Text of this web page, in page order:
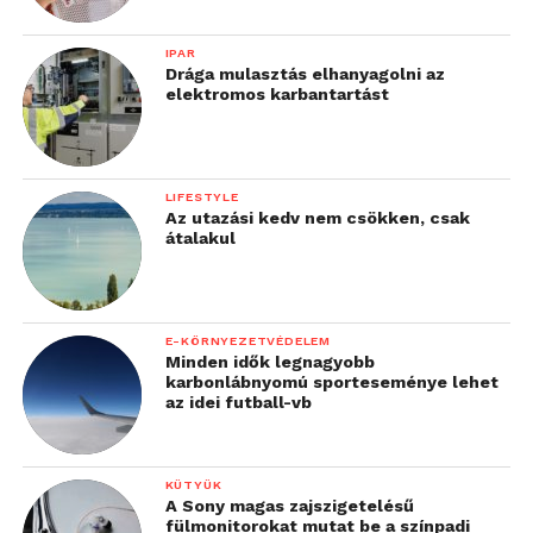
A körkörös gazdaság
kiterjesztése
A Continental arra törekszik, hogy legkésőbb 2050-
re teljesen körkörös működést érjen el az
abroncsgyártásban. A megújuló anyagok
IPAR
Drága mulasztás elhanyagolni az
elektromos karbantartást
LIFESTYLE
Az utazási kedv nem csökken, csak
átalakul
E-KÖRNYEZETVÉDELEM
Minden idők legnagyobb
karbonlábnyomú sporteseménye lehet
az idei futball-vb
KÜTYÜK
A Sony magas zajszigetelésű
fülmonitorokat mutat be a színpadi